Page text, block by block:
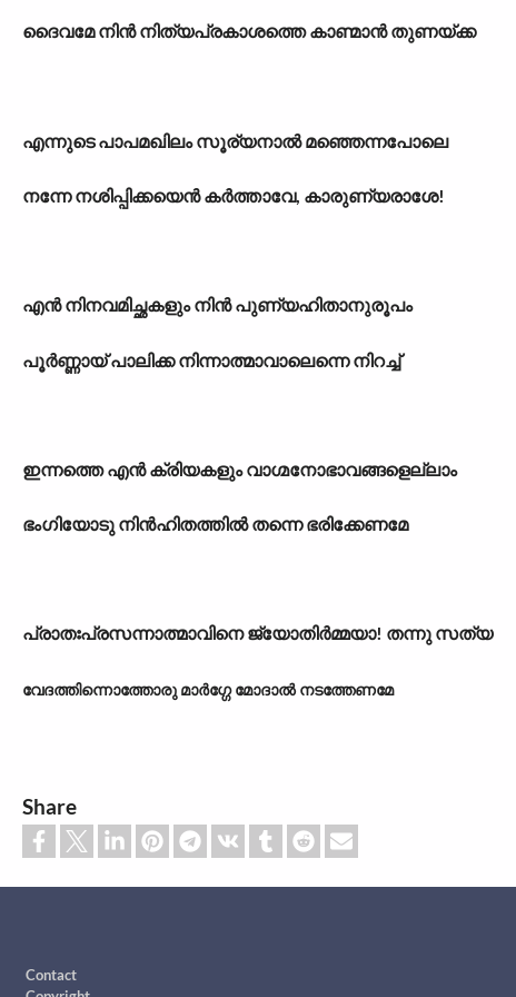
ദൈവമേ നിൻ നിത്യപ്രകാശത്തെ കാണ്മാൻ തുണയ്ക്ക
എന്നുടെ പാപമഖിലം സൂര്യനാൽ മഞ്ഞെന്നപോലെ
നന്നേ നശിപ്പിക്കയെൻ കർത്താവേ, കാരുണ്യരാശേ!
എൻ നിനവമിച്ഛകളും നിൻ പുണ്യഹിതാനുരൂപം
പൂർണ്ണായ് പാലിക്ക നിന്നാത്മാവാലെന്നെ നിറച്ച്
ഇന്നത്തെ എൻ ക്രിയകളും വാഗ്മനോഭാവങ്ങളെല്ലാം
ഭംഗിയോടു നിൻഹിതത്തിൽ തന്നെ ഭരിക്കേണമേ
പ്രാതഃപ്രസന്നാത്മാവിനെ ജ്യോതിർമ്മയാ! തന്നു സത്യ
വേദത്തിന്നൊത്തോരു മാർഗ്ഗേ മോദാൽ നടത്തേണമേ
Share
Contact